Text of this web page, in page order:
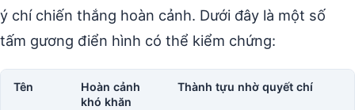
ý chí chiến thắng hoàn cảnh. Dưới đây là một số
tấm gương điển hình có thể kiểm chứng:
Tên
Hoàn cảnh
khó khăn
Thành tựu nhờ quyết chí